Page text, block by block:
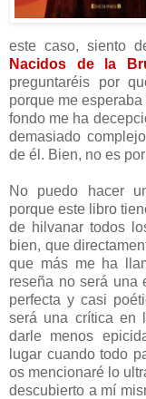
este caso, siento
Nacidos de la
preguntaréis por
porque me
fondo me ha
demasiado
de él. Bien, no es
No puedo hacer
porque este libro
de hilvanar todos
bien, que
que más me ha
reseña no será una
perfecta y casi
será una crítica en
darle menos
lugar cuando todo
os mencionaré lo
descubierto a mí